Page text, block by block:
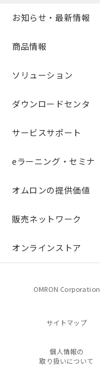
お知らせ・最新情報
商品情報
ソリューション
ダウンロードセンタ
サービスサポート
eラーニング・セミナ
オムロンの提供価値
販売ネットワーク
オンラインストア
OMRON Corporation
サイトマップ
個人情報の
取り扱いについて